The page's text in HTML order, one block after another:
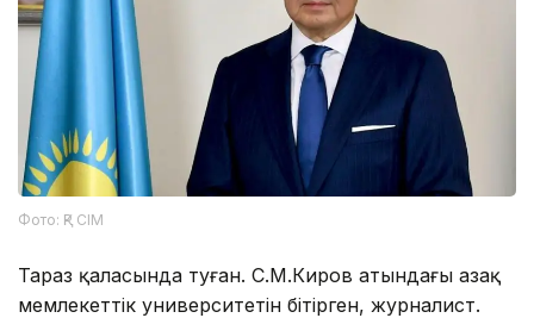
Фото: ҚР СІМ
Тараз қаласында туған. С.М.Киров атындағы Қазақ
мемлекеттік университетін бітірген, журналист.